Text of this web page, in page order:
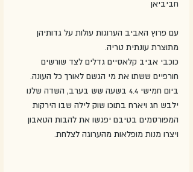
חביביאן
עם פרוץ האביב הערוגות עולות על גדותיהן
מתוצרת עונתית טריה.
כוכבי אביב קלאסיים גדלים לצד שורשים
חורפיים ששתו את מי הגשם לאורך כל העונה.
ביום חמישי 4.4 בשעה שש בערב, השדה שלנו
ילבש חג ויארח בתוכו שוק לילה שבו הירקות
המפורסמים בטיבם יפגשו את להבות הטאבון
ויצרו מנות מופלאות מהערוגה לצלחת.